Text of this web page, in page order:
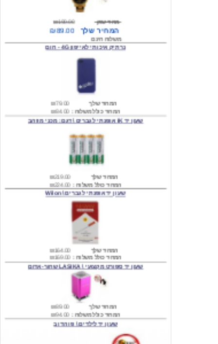
₪190.00 מחיר שוק
המחיר שלך
משלוח חינם
נרתיק איכותי לאייפון 4G - חום
המחיר שלך
המחיר כולל משלוח :
המחיר שלך
₪224.00
המחיר כולל משלוח :
שעון יד אופנתי לגברים \ Wilon
המחיר כולל משלוח :
שעון יד ספורט מקצועי \ LASIKA שחור-אדום
המחיר כולל משלוח :
שעון יד לילדים \ פו הדוב